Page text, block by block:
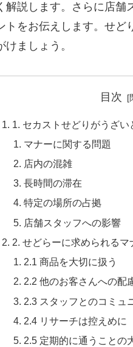
解説します。さらに店
トをお伝えします。せ
ましょう。
目次
1. セカストせどりがうざい
マナーに関する問題
店内の混雑
長時間の滞在
特定の場所の占拠
店舗スタッフへの影響
2. せどらーに求められるマ
2.1 商品を大切に扱う
2.2 他のお客さんへの配
2.3 スタッフとのコミュ
2.4 リサーチは控えめに
2.5 定期的に通うことの